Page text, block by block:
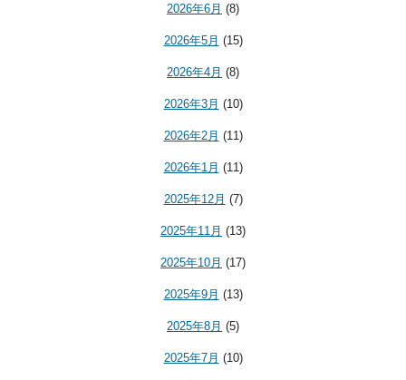
2026年6月 (8)
2026年5月 (15)
2026年4月 (8)
2026年3月 (10)
2026年2月 (11)
2026年1月 (11)
2025年12月 (7)
2025年11月 (13)
2025年10月 (17)
2025年9月 (13)
2025年8月 (5)
2025年7月 (10)